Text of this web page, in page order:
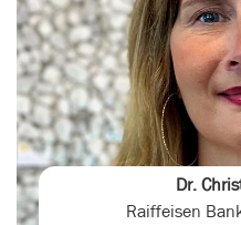
Dr.
Raiffeisen